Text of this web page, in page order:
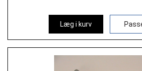
Læg i kurv